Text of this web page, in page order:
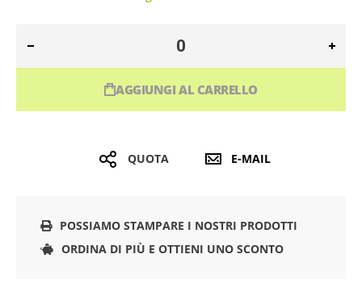
AGGIUNGI AL CARRELLO
QUOTA E-MAIL
POSSIAMO STAMPARE I NOSTRI PRODOTTI
ORDINA DI PIÙ E OTTIENI UNO SCONTO